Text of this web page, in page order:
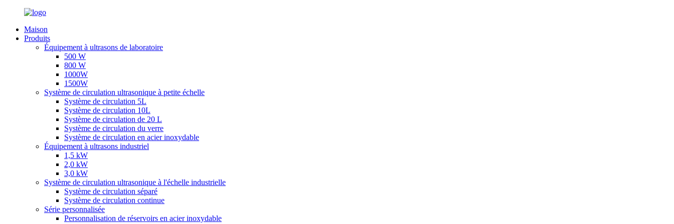
Maison
Produits
Équipement à ultrasons de laboratoire
500 W
800 W
1000W
1500W
Système de circulation ultrasonique à petite échelle
Système de circulation 5L
Système de circulation 10L
Système de circulation de 20 L
Système de circulation du verre
Système de circulation en acier inoxydable
Équipement à ultrasons industriel
1,5 kW
2,0 kW
3,0 kW
Système de circulation ultrasonique à l'échelle industrielle
Système de circulation séparé
Système de circulation continue
Série personnalisée
Personnalisation de réservoirs en acier inoxydable